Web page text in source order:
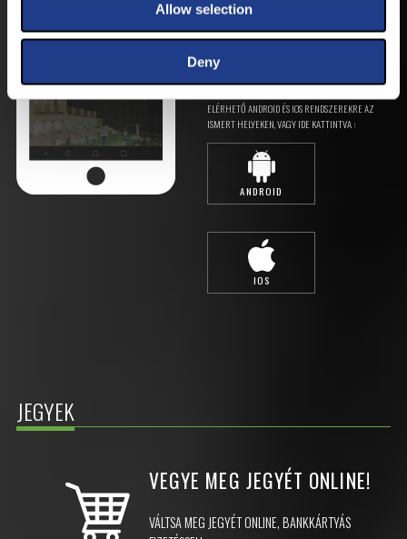
Allow selection
Deny
JEGYEK
VEGYE MEG JEGYÉT ONLINE!
VÁLTSA MEG JEGYÉT ONLINE, BANKKÁRTYÁS
ELSŐ KÉZBŐL ÉRTESÜLHESSEN
LEGFRISSEBB HÍREINKRŐL,
FELLÉPŐKRŐL, ESŐ ESETÉN
ELÉRHETŐ ANDROID ÉS IOS RENDSZEREKRE AZ
ISMERT HELYEKEN, VAGY IDE KATTINTVA :
ANDROID
IOS